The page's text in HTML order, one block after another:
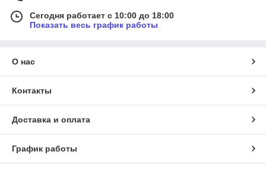
Сегодня работает с 10:00 до 18:00
Показать весь график работы
О нас
Контакты
Доставка и оплата
График работы